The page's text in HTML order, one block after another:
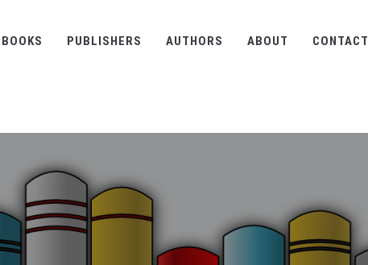
BOOKS PUBLISHERS AUTHORS ABOUT CONTACT